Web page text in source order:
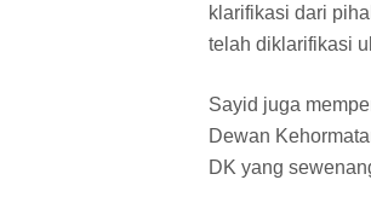
klarifikasi dari
telah diklarifikasi
Sayid juga
Dewan
DK yang